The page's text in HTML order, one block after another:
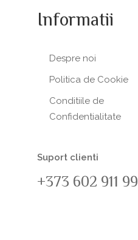
Informatii
Despre noi
Politica de Сookie
Conditiile de
Confidentialitate
Suport clienti
+373 602 911 99